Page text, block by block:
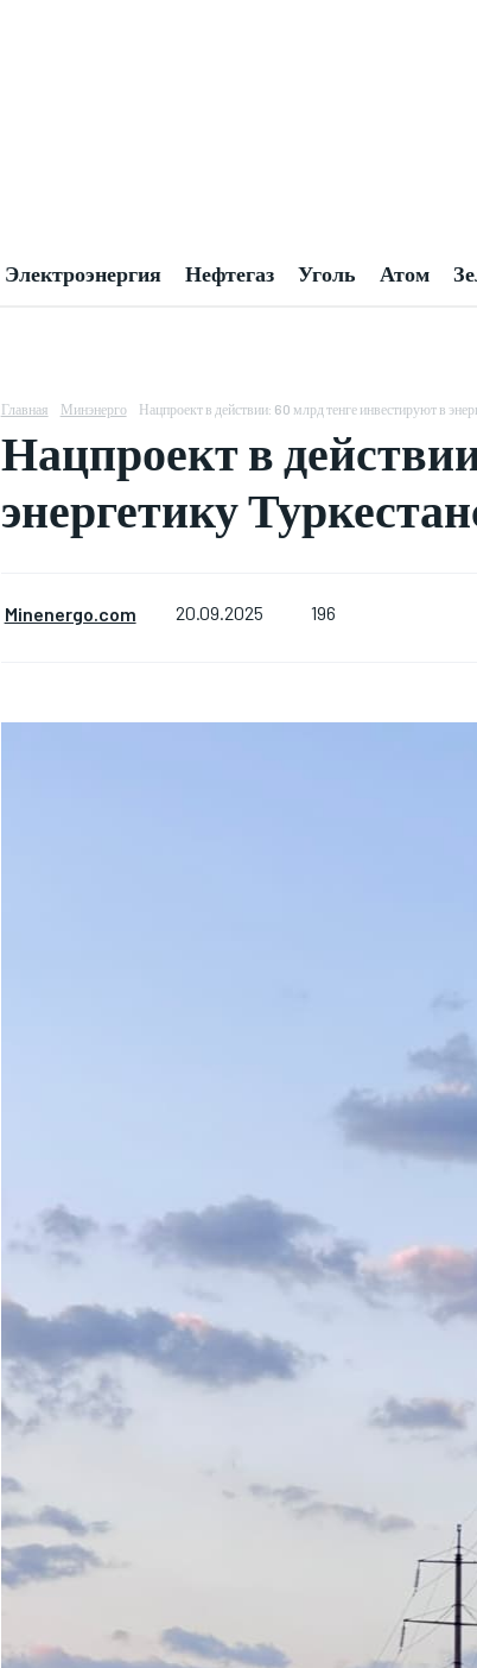
Электроэнергия Нефтегаз Уголь Атом
Главная Минэнерго Нацпроект в действии: 60 млрд тенге инвестируют в
Нацпроект в
энергетику
Minenergo.com 20.09.2025 196